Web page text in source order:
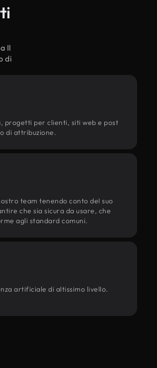
Il
di
progetti per clienti, siti web e post
di attribuzione.
team tenendo conto del suo
che sia sicura da usare, che
agli standard comuni.
artificiale di altissimo livello.